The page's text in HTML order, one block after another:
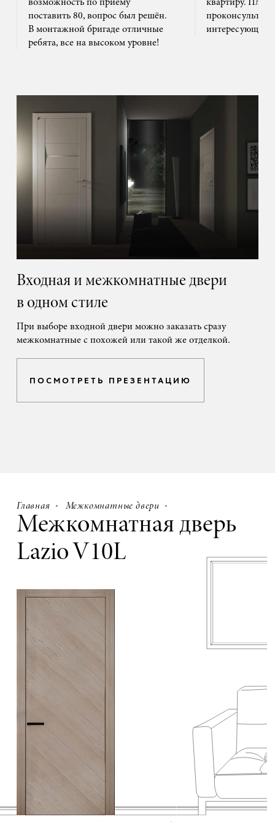
возможность по приему
поставить 80, вопрос был решён.
В монтажной бригаде отличные
ребята, все на высоком уровне!
квартиру. Плюс
интересующим
Входная и межкомнатные двери
в одном стиле
При выборе входной двери можно заказать сразу
межкомнатные с похожей или такой же отделкой.
ПОСМОТРЕТЬ ПРЕЗЕНТАЦИЮ
Главная Межкомнатные двери
Межкомнатная дверь
Lazio V10L